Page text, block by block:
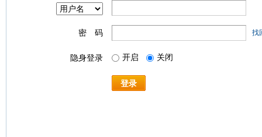
密 码 找
隐身登录 开启 关闭
登录